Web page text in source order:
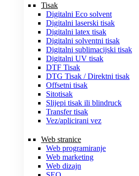
Tisak
Digitalni Eco solvent
Digitalni laserski tisak
Digitalni latex tisak
Digitalni solventni tisak
Digitalni sublimacijski tisak
Digitalni UV tisak
DTF Tisak
DTG Tisak / Direktni tisak
Offsetni tisak
Sitotisak
Slijepi tisak ili blindruck
Transfer tisak
Vez/aplicirani vez
Web stranice
Web programiranje
Web marketing
Web dizajn